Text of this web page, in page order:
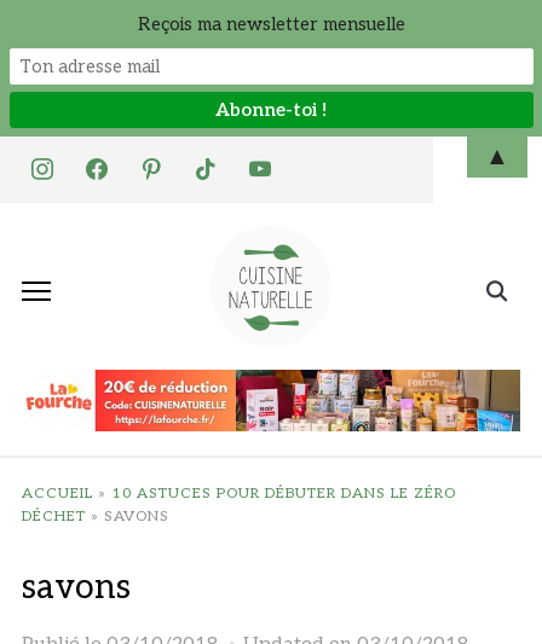
instagramfacebookpinteresttiktok youtube
Search
ACCUEIL » 10 ASTUCES POUR DÉBUTER DANS LE ZÉRO
DÉCHET » SAVONS
savons
Reçois ma newsletter mensuelle
▲